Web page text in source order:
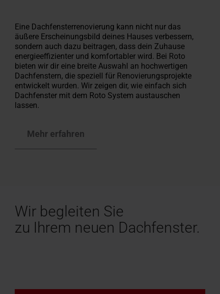
Eine Dachfensterrenovierung kann nicht nur das
äußere Erscheinungsbild deines Hauses verbessern,
sondern auch dazu beitragen, dass dein Zuhause
energieeffizienter und komfortabler wird. Bei Roto
bieten wir dir eine breite Auswahl an hochwertigen
Dachfenstern, die speziell für Renovierungsprojekte
entwickelt wurden. Wir zeigen dir, wie einfach sich
Dachfenster mit dem Roto System austauschen
lassen.
Mehr erfahren
Wir begleiten Sie
zu Ihrem neuen Dachfenster.